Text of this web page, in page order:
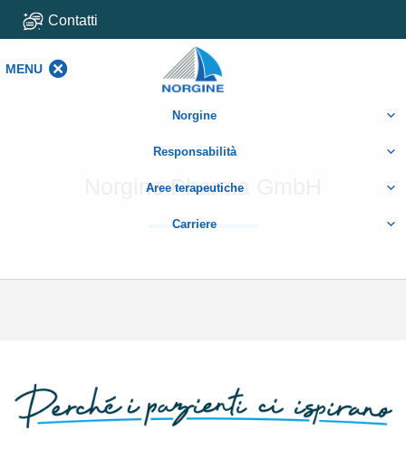
Contatti
MENU
Norgine
Responsabilità
Aree terapeutiche
Carriere
Norgine Pharma GmbH